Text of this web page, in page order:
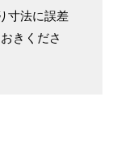
います。
寸法に誤差
きくださ